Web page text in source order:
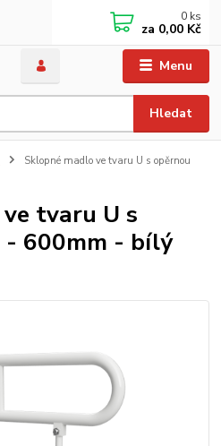
Menu
Hledat
0 ks
za 0,00 Kč
Sklopné madlo ve tvaru U s opěrnou
tvaru U s
- 600mm - bílý